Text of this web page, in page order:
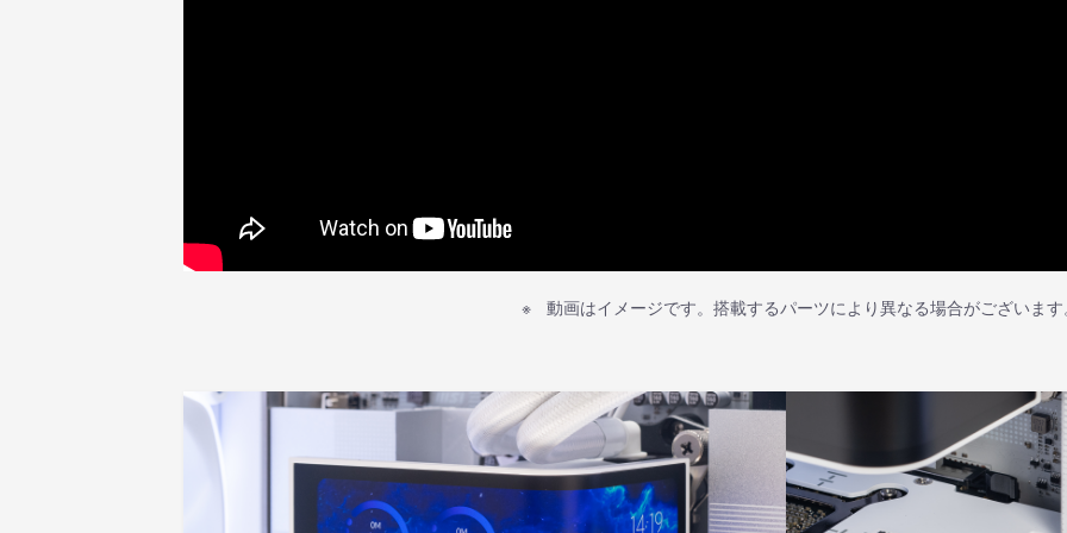
動画はイメージです。搭載するパーツにより異なる場合がございます